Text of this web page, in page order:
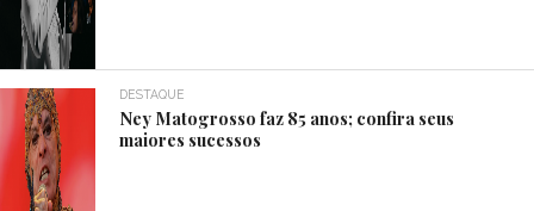
DESTAQUE
Ney Matogrosso faz 85 anos; confira seus
maiores sucessos